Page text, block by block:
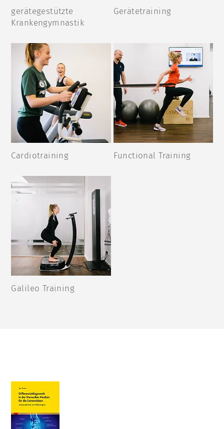
gerätegestützte
Krankengymnastik
Gerätetraining
Cardiotraining Functional Training
Galileo Training